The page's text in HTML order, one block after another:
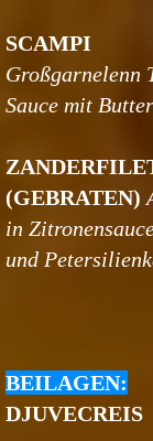
SCAMPI
Großgarnelenn
Sauce mit
(GEBRATEN)
in
und
BEILAGEN:
DJUVECREIS